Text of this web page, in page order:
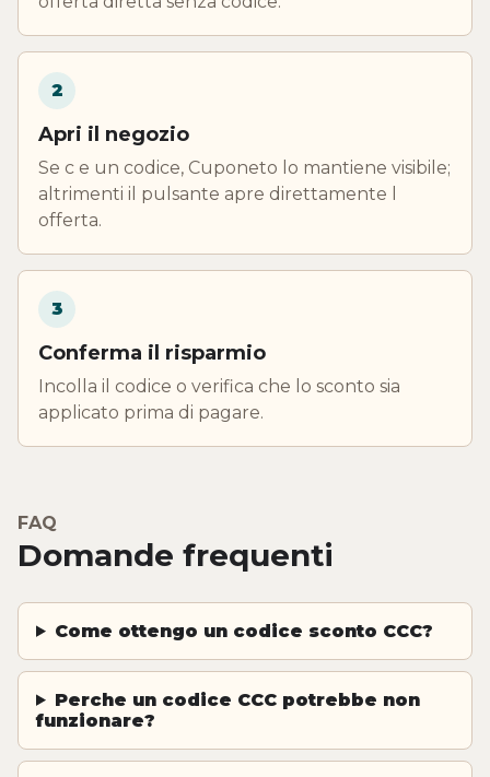
2
Apri il negozio
Se c e un codice, Cuponeto lo mantiene visibile;
altrimenti il pulsante apre direttamente l
offerta.
3
Conferma il risparmio
Incolla il codice o verifica che lo sconto sia
applicato prima di pagare.
FAQ
Domande frequenti
Come ottengo un codice sconto CCC?
Perche un codice CCC potrebbe non
funzionare?